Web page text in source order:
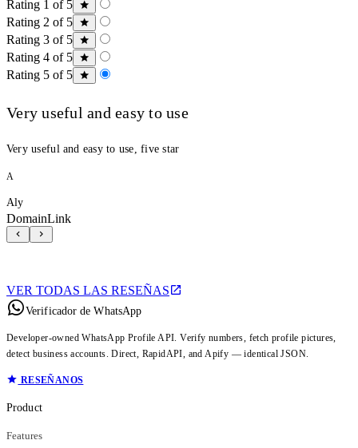
Rating 1 of 5
Rating 2 of 5
Rating 3 of 5
Rating 4 of 5
Rating 5 of 5
Very useful and easy to use
Very useful and easy to use, five star
A
Aly
DomainLink
VER TODAS LAS RESEÑAS
Verificador de WhatsApp
Developer-owned WhatsApp Profile API. Verify numbers, fetch profile pictures,
detect business accounts. Direct, RapidAPI, and Apify — identical JSON.
RESEÑANOS
Product
Features